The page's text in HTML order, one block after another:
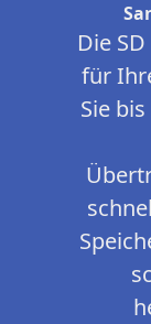
Die
für
Sie